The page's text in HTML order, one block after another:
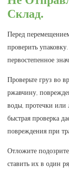
Склад.
Перед
проверить
первостепенное
Проверьте груз во
ржавчину,
воды, протечки или
быстрая проверка
повреждения при
Отложите
ставить их в один